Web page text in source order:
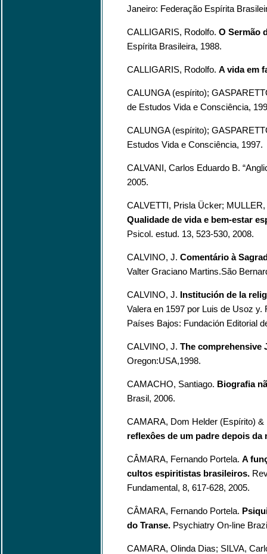
Janeiro: Federação Espírita
CALLIGARIS, Rodolfo. O Sermão
Espírita Brasileira, 1988.
CALLIGARIS, Rodolfo. A vida em
CALUNGA (espírito);
de Estudos Vida e Consciência,
CALUNGA (espírito);
Estudos Vida e Consciência, 1997.
CALVANI, Carlos Eduardo B.
2005.
CALVETTI, Prisla Ücker;
Qualidade de vida e bem-estar
Psicol. estud. 13, 523-530, 2008.
CALVINO, J. Comentário à
Valter Graciano Martins.São
CALVINO, J. Institución de la
Valera en 1597 por Luis de Usoz
Países Bajos: Fundación Editorial
CALVINO, J. The comprehensive
Oregon:USA,1998.
CAMACHO, Santiago. Biografia
Brasil, 2006.
CAMARA, Dom Helder (Espírito)
reflexôes de um padre depois da
CÂMARA, Fernando Portela. A
cultos espiritistas brasileiros.
Fundamental, 8, 617-628, 2005.
CÂMARA, Fernando Portela.
do Transe. Psychiatry On-line
CAMARA, Olinda Dias; SILVA,